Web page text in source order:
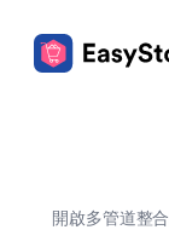
開啟多管道整